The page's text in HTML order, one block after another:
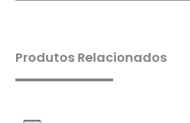
Produtos Relacionados